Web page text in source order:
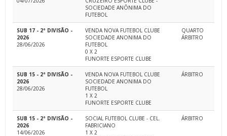
SOCIEDADE ANÔNIMA DO
FUTEBOL
SUB 17 - 2ª DIVISÃO -
2026
28/06/2026
VENDA NOVA FUTEBOL CLUBE
SOCIEDADE ANONIMA DO
FUTEBOL
0 X 2
FUNORTE ESPORTE CLUBE
QUARTO
ÁRBITRO
SUB 15 - 2ª DIVISÃO -
2026
28/06/2026
VENDA NOVA FUTEBOL CLUBE
SOCIEDADE ANONIMA DO
FUTEBOL
1 X 2
FUNORTE ESPORTE CLUBE
ÁRBITRO
SUB 15 - 2ª DIVISÃO -
2026
14/06/2026
SOCIAL FUTEBOL CLUBE - CEL.
FABRICIANO
1 X 2
ÁRBITRO